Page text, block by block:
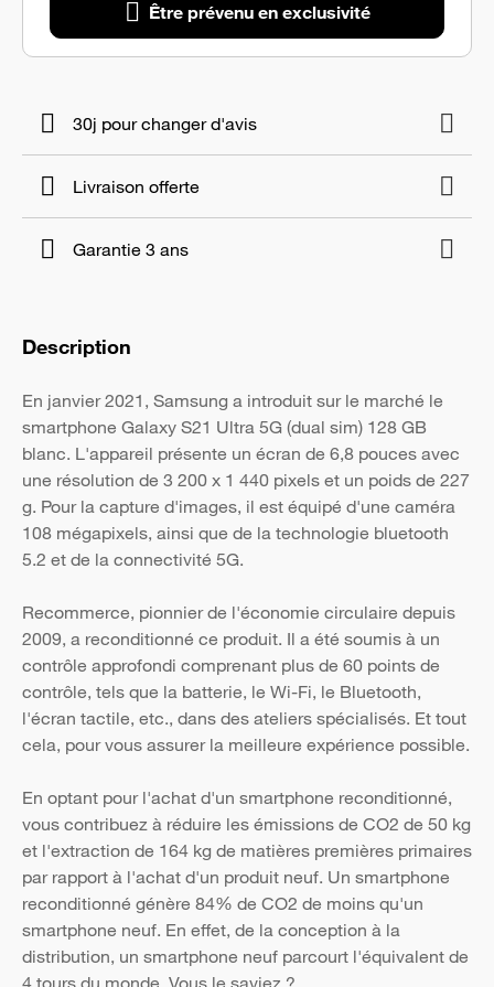
Être prévenu en exclusivité
30j pour changer d'avis
Livraison offerte
Garantie 3 ans
Description
En janvier 2021, Samsung a introduit sur le marché le
smartphone Galaxy S21 Ultra 5G (dual sim) 128 GB
blanc. L'appareil présente un écran de 6,8 pouces avec
une résolution de 3 200 x 1 440 pixels et un poids de 227
g. Pour la capture d'images, il est équipé d'une caméra
108 mégapixels, ainsi que de la technologie bluetooth
5.2 et de la connectivité 5G.
Recommerce, pionnier de l'économie circulaire depuis
2009, a reconditionné ce produit. Il a été soumis à un
contrôle approfondi comprenant plus de 60 points de
contrôle, tels que la batterie, le Wi-Fi, le Bluetooth,
l'écran tactile, etc., dans des ateliers spécialisés. Et tout
cela, pour vous assurer la meilleure expérience possible.
En optant pour l'achat d'un smartphone reconditionné,
vous contribuez à réduire les émissions de CO2 de 50 kg
et l'extraction de 164 kg de matières premières primaires
par rapport à l'achat d'un produit neuf. Un smartphone
reconditionné génère 84% de CO2 de moins qu'un
smartphone neuf. En effet, de la conception à la
distribution, un smartphone neuf parcourt l'équivalent de
4 tours du monde. Vous le saviez ?